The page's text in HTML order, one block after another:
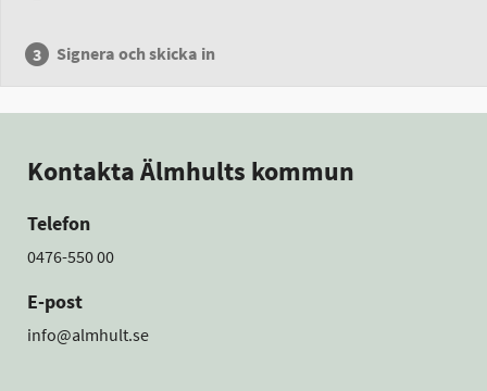
Signera och skicka in
Kontakta Älmhults kommun
Telefon
0476-550 00
E-post
info@almhult.se